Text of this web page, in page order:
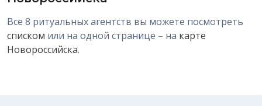
Все 8 ритуальных агентств вы можете посмотреть
списком или на одной странице – на карте
Новороссийска.